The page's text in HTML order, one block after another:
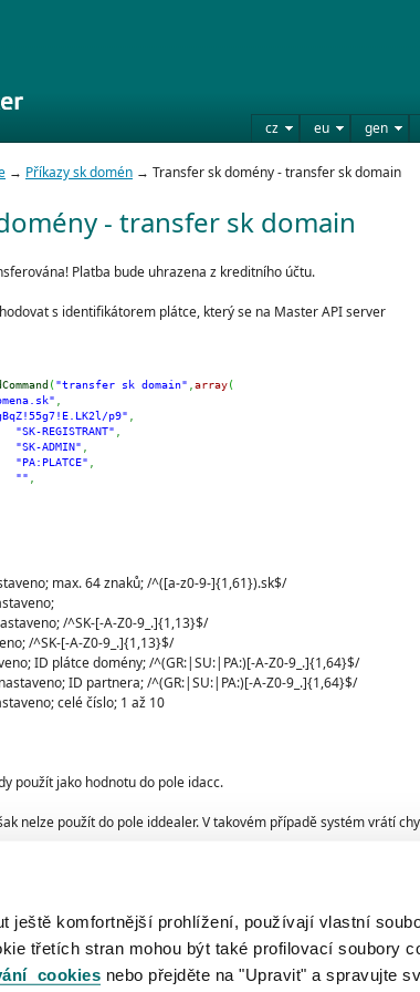
ještě komfortnější prohlížení, používají vlastní
třetích stran mohou být také profilovací soubory
cookies nebo přejděte na "Upravit" a spravujte
cz eu gen
→ Příkazy sk domén → Transfer sk domény - transfer sk domain
- transfer sk domain
Platba bude uhrazena z kreditního účtu.
s identifikátorem plátce, který se na Master API server
("transfer sk domain" array(
p9"
"SK-REGISTRANT"
"SK-ADMIN"
"PA:PLATCE"
""
max. 64 znaků; /^([a-z0-9-]{1,61}).sk$/
/^SK-[-A-Z0-9_.]{1,13}$/
/^SK-[-A-Z0-9_.]{1,13}$/
ID plátce domény; /^(GR:|SU:|PA:)[-A-Z0-9_.]{1,64}$/
ID partnera; /^(GR:|SU:|PA:)[-A-Z0-9_.]{1,64}$/
celé číslo; 1 až 10
použít jako hodnotu do pole idacc.
nelze použít do pole iddealer. V takovém případě systém vrátí
mezi lomítky uvedeny regulární porovnávací výrazy (Perl